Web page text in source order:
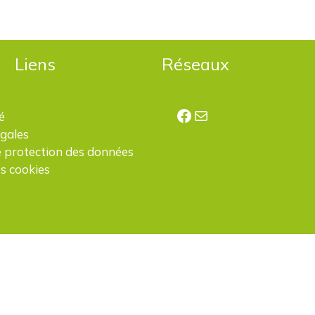
Liens
protection des données
cookies
Réseaux
Facebook
E-mail